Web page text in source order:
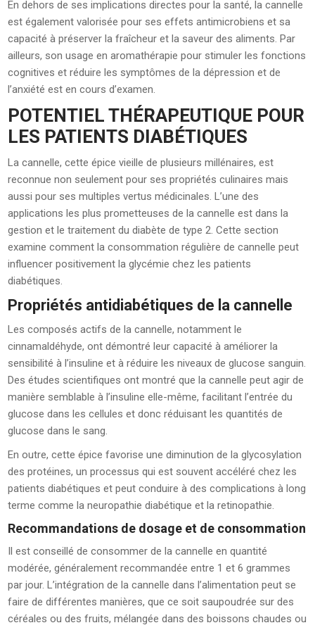
En dehors de ses implications directes pour la santé, la cannelle
est également valorisée pour ses effets antimicrobiens et sa
capacité à préserver la fraîcheur et la saveur des aliments. Par
ailleurs, son usage en aromathérapie pour stimuler les fonctions
cognitives et réduire les symptômes de la dépression et de
l’anxiété est en cours d’examen.
POTENTIEL THÉRAPEUTIQUE POUR
LES PATIENTS DIABÉTIQUES
La cannelle, cette épice vieille de plusieurs millénaires, est
reconnue non seulement pour ses propriétés culinaires mais
aussi pour ses multiples vertus médicinales. L’une des
applications les plus prometteuses de la cannelle est dans la
gestion et le traitement du diabète de type 2. Cette section
examine comment la consommation régulière de cannelle peut
influencer positivement la glycémie chez les patients
diabétiques.
Propriétés antidiabétiques de la cannelle
Les composés actifs de la cannelle, notamment le
cinnamaldéhyde, ont démontré leur capacité à améliorer la
sensibilité à l’insuline et à réduire les niveaux de glucose sanguin.
Des études scientifiques ont montré que la cannelle peut agir de
manière semblable à l’insuline elle-même, facilitant l’entrée du
glucose dans les cellules et donc réduisant les quantités de
glucose dans le sang.
En outre, cette épice favorise une diminution de la glycosylation
des protéines, un processus qui est souvent accéléré chez les
patients diabétiques et peut conduire à des complications à long
terme comme la neuropathie diabétique et la retinopathie.
Recommandations de dosage et de consommation
Il est conseillé de consommer de la cannelle en quantité
modérée, généralement recommandée entre 1 et 6 grammes
par jour. L’intégration de la cannelle dans l’alimentation peut se
faire de différentes manières, que ce soit saupoudrée sur des
céréales ou des fruits, mélangée dans des boissons chaudes ou